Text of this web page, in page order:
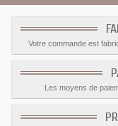
Votre commande est
Les moyens de